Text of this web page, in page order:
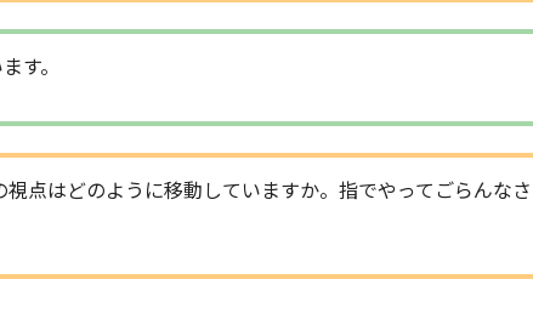
す。
点はどのように移動していますか。指でやってごらんなさ